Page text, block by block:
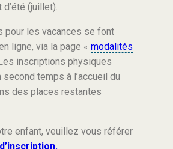
(juillet).
pour les vacances se font
ligne, via la page « modalités
inscriptions physiques
second temps à l’accueil du
des places restantes
enfant, veuillez vous référer